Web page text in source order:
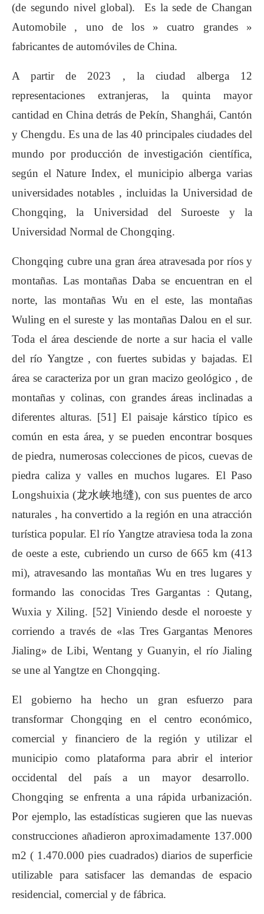
(de segundo nivel global). Es la sede de Changan
Automobile , uno de los » cuatro grandes »
fabricantes de automóviles de China.
A partir de 2023 , la ciudad alberga 12
representaciones extranjeras, la quinta mayor
cantidad en China detrás de Pekín, Shanghái, Cantón
y Chengdu. Es una de las 40 principales ciudades del
mundo por producción de investigación científica,
según el Nature Index, el municipio alberga varias
universidades notables , incluidas la Universidad de
Chongqing, la Universidad del Suroeste y la
Universidad Normal de Chongqing.
Chongqing cubre una gran área atravesada por ríos y
montañas. Las montañas Daba se encuentran en el
norte, las montañas Wu en el este, las montañas
Wuling en el sureste y las montañas Dalou en el sur.
Toda el área desciende de norte a sur hacia el valle
del río Yangtze , con fuertes subidas y bajadas. El
área se caracteriza por un gran macizo geológico , de
montañas y colinas, con grandes áreas inclinadas a
diferentes alturas. [51] El paisaje kárstico típico es
común en esta área, y se pueden encontrar bosques
de piedra, numerosas colecciones de picos, cuevas de
piedra caliza y valles en muchos lugares. El Paso
Longshuixia (龙水峡地缝), con sus puentes de arco
naturales , ha convertido a la región en una atracción
turística popular. El río Yangtze atraviesa toda la zona
de oeste a este, cubriendo un curso de 665 km (413
mi), atravesando las montañas Wu en tres lugares y
formando las conocidas Tres Gargantas : Qutang,
Wuxia y Xiling. [52] Viniendo desde el noroeste y
corriendo a través de «las Tres Gargantas Menores
Jialing» de Libi, Wentang y Guanyin, el río Jialing
se une al Yangtze en Chongqing.
El gobierno ha hecho un gran esfuerzo para
transformar Chongqing en el centro económico,
comercial y financiero de la región y utilizar el
municipio como plataforma para abrir el interior
occidental del país a un mayor desarrollo.
Chongqing se enfrenta a una rápida urbanización.
Por ejemplo, las estadísticas sugieren que las nuevas
construcciones añadieron aproximadamente 137.000
m2 ( 1.470.000 pies cuadrados) diarios de superficie
utilizable para satisfacer las demandas de espacio
residencial, comercial y de fábrica.